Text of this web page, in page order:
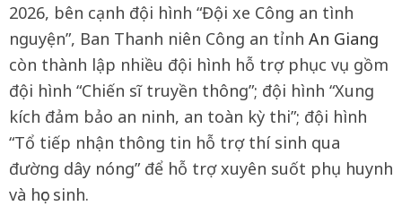
2026, bên cạnh đội hình “Đội xe Công an tình
nguyện”, Ban Thanh niên Công an tỉnh An Giang
còn thành lập nhiều đội hình hỗ trợ phục vụ gồm
đội hình “Chiến sĩ truyền thông”; đội hình “Xung
kích đảm bảo an ninh, an toàn kỳ thi”; đội hình
“Tổ tiếp nhận thông tin hỗ trợ thí sinh qua
đường dây nóng” để hỗ trợ xuyên suốt phụ huynh
và học sinh.